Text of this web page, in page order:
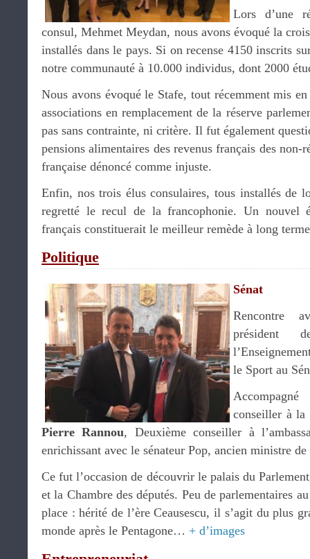
Lors d’une
consul, Mehmet Meydan, nous avons évoqué la
installés dans le pays. Si on recense 4150 inscrits
notre communauté à 10.000 individus, dont 2000
Nous avons évoqué le Stafe, tout récemment mis
associations en remplacement de la réserve
pas sans contrainte, ni critère. Il fut également
pensions alimentaires des revenus français des
française dénoncé comme injuste.
Enfin, nos trois élus consulaires, tous installés de
regretté le recul de la francophonie. Un nouvel
français constituerait le meilleur remède à long
Politique
Sénat
Rencontre
président
le Sport au
conseiller à la
Pierre Rannou, Deuxième conseiller à
enrichissant avec le sénateur Pop, ancien ministre
Ce fut l’occasion de découvrir le palais du
et la Chambre des députés. Peu de parlementaires
place : hérité de l’ère Ceausescu, il s’agit du plus
monde après le Pentagone… + d’images